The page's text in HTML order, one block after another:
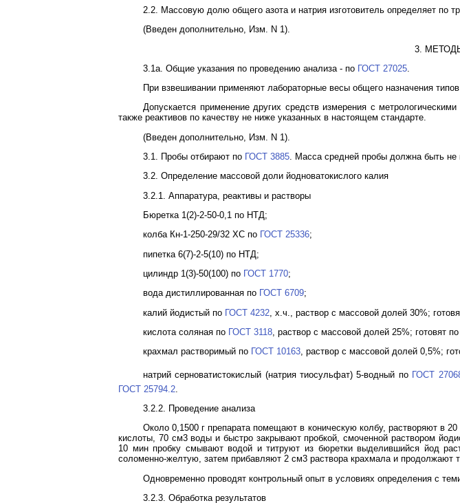
2.2. Массовую долю общего азота и натрия изготовитель определяет по
(Введен дополнительно, Изм. N 1).
3.
3.1а. Общие указания по проведению анализа - по ГОСТ 27025
При взвешивании применяют лабораторные весы общего назначения
Допускается применение других средств измерения с
также реактивов по качеству не ниже указанных в настоящем стандарте.
(Введен дополнительно, Изм. N 1).
3.1. Пробы отбирают по ГОСТ 3885. Масса средней пробы должна быть не
3.2. Определение массовой доли йодноватокислого калия
3.2.1. Аппаратура, реактивы и растворы
Бюретка 1(2)-2-50-0,1 по НТД;
колба Кн-1-250-29/32 ХС по ГОСТ 25336;
пипетка 6(7)-2-5(10) по НТД;
цилиндр 1(3)-50(100) по ГОСТ 1770;
вода дистиллированная по ГОСТ 6709;
калий йодистый по ГОСТ 4232 , х.ч., раствор с массовой долей 30%;
кислота соляная по ГОСТ 3118, раствор с массовой долей 25%; готовят по
крахмал растворимый по ГОСТ 10163, раствор с массовой долей 0,5%;
натрий серноватистокислый (натрия тиосульфат) 5-водный по ГОСТ
ГОСТ 25794.2
3.2.2. Проведение анализа
Около 0,1500 г препарата помещают в коническую колбу, растворяют в
кислоты, 70 см3 воды и быстро закрывают пробкой, смоченной раствором
10 мин пробку смывают водой и титруют из бюретки выделившийся йод
соломенно-желтую, затем прибавляют 2 см3 раствора крахмала и продолжают
Одновременно проводят контрольный опыт в условиях определения с
3.2.3. Обработка результатов